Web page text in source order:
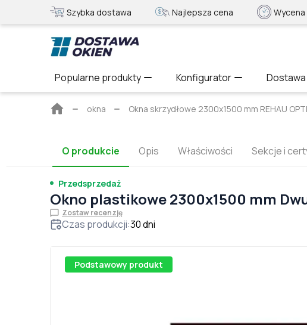
Szybka dostawa Najlepsza cena
Popularne produkty Konfigurator Dostawa
Strona
okna Okna skrzydłowe 2300x1500 mm REHAU
O produkcie Opis Właściwości Sekcje i
Przedsprzedaż
Okno plastikowe 2300x1500 mm
Zostaw recenzję
Czas produkcji:30dni
Podstawowy produkt